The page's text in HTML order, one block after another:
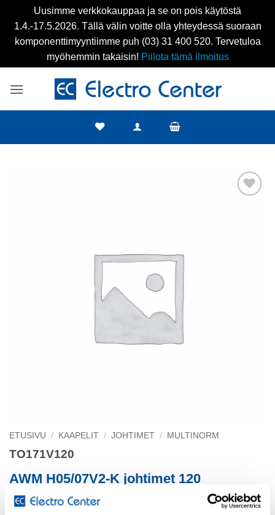
Uusimme verkkokauppaa ja se on pois käytöstä
1.4.-17.5.2026. Tällä välin voitte olla yhteydessä suoraan
komponenttimyyntiimme puh (03) 31 400 520. Tervetuloa
myöhemmin takaisin! Piilota tämä ilmoitus
ETUSIVU / KAAPELIT / JOHTIMET / MULTINORM
TO171V120
AWM H05/07V2-K johtimet 120
BI-RATED 120 ke/vi AWG4/0 07V2-K/UL 1284 PVC-johdi